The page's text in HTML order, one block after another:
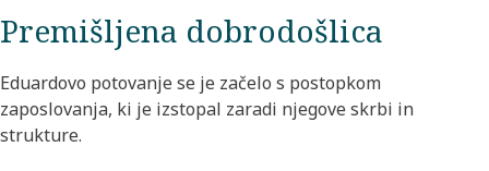
Premišljena dobrodošlica
Eduardovo potovanje se je začelo s postopkom
zaposlovanja, ki je izstopal zaradi njegove skrbi in
strukture.